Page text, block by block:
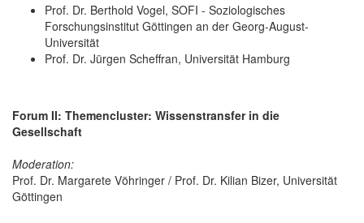
Prof. Dr. Berthold Vogel, SOFI - Soziologisches
Forschungsinstitut Göttingen an der Georg-August-
Universität
Prof. Dr. Jürgen Scheffran, Universität Hamburg
Forum II: Themencluster: Wissenstransfer in die
Gesellschaft
Moderation:
Prof. Dr. Margarete Vöhringer / Prof. Dr. Kilian Bizer, Universität
Göttingen